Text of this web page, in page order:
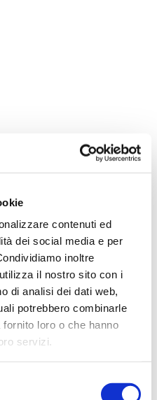
contenuti ed
dei social media e per
inoltre
il nostro sito con i
di analisi dei dati web,
potrebbero combinarle
loro o che hanno
servizi.